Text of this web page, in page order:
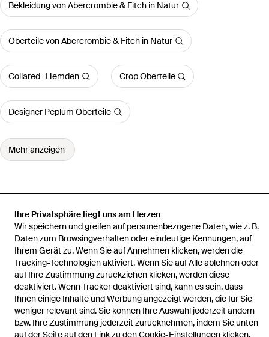
Ihre Privatsphäre liegt uns am Herzen
Wir speichern und greifen auf personenbezogene Daten, wie z. B.
Daten zum Browsingverhalten oder eindeutige Kennungen, auf
Ihrem Gerät zu. Wenn Sie auf Annehmen klicken, werden die
Tracking-Technologien aktiviert. Wenn Sie auf Alle ablehnen oder
auf Ihre Zustimmung zurückziehen klicken, werden diese
deaktiviert. Wenn Tracker deaktiviert sind, kann es sein, dass
Ihnen einige Inhalte und Werbung angezeigt werden, die für Sie
weniger relevant sind. Sie können Ihre Auswahl jederzeit ändern
bzw. Ihre Zustimmung jederzeit zurücknehmen, indem Sie unten
auf der Seite auf den Link zu den Cookie-Einstellungen klicken.
Bekleidung von Abercrombie & Fitch in Natur
Oberteile von Abercrombie & Fitch in Natur
Collared- Hemden Crop Oberteile
Designer Peplum Oberteile
Mehr anzeigen
Startseite Damen Oberteile
– körpernah geschnittenes strick-t-
shirt
Hilfe und Informationen